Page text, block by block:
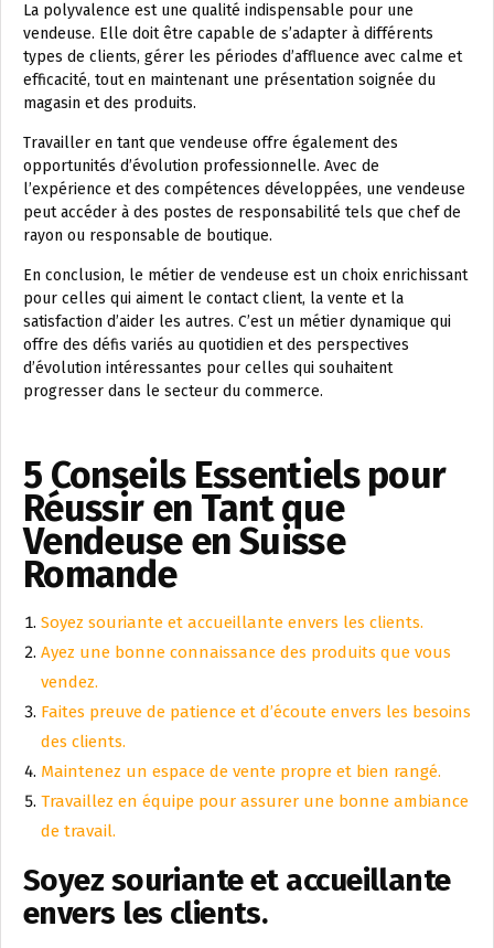
La polyvalence est une qualité indispensable pour une
vendeuse. Elle doit être capable de s’adapter à différents
types de clients, gérer les périodes d’affluence avec calme et
efficacité, tout en maintenant une présentation soignée du
magasin et des produits.
Travailler en tant que vendeuse offre également des
opportunités d’évolution professionnelle. Avec de
l’expérience et des compétences développées, une vendeuse
peut accéder à des postes de responsabilité tels que chef de
rayon ou responsable de boutique.
En conclusion, le métier de vendeuse est un choix enrichissant
pour celles qui aiment le contact client, la vente et la
satisfaction d’aider les autres. C’est un métier dynamique qui
offre des défis variés au quotidien et des perspectives
d’évolution intéressantes pour celles qui souhaitent
progresser dans le secteur du commerce.
5 Conseils Essentiels pour
Réussir en Tant que
Vendeuse en Suisse
Romande
Soyez souriante et accueillante envers les clients.
Ayez une bonne connaissance des produits que vous
vendez.
Faites preuve de patience et d’écoute envers les besoins
des clients.
Maintenez un espace de vente propre et bien rangé.
Travaillez en équipe pour assurer une bonne ambiance
de travail.
Soyez souriante et accueillante
envers les clients.